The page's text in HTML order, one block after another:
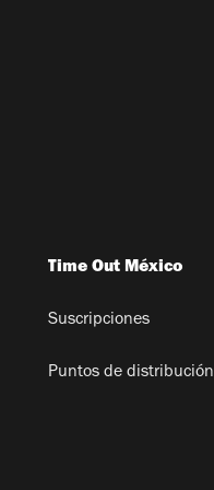
Time Out México
Suscripciones
Puntos de distribución